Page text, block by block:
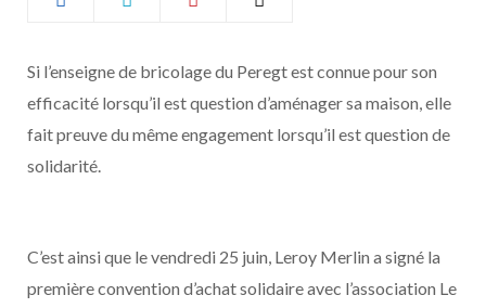
o r
Si l’enseigne de bricolage du Peregt est connue pour son
efficacité lorsqu’il est question d’aménager sa maison, elle
fait preuve du même engagement lorsqu’il est question de
solidarité.
C’est ainsi que le vendredi 25 juin, Leroy Merlin a signé la
première convention d’achat solidaire avec l’association Le